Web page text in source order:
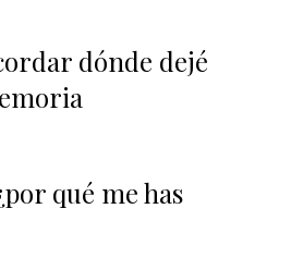
dónde dejé
qué me has